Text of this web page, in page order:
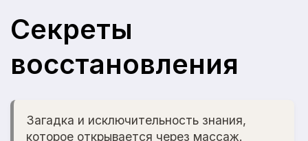
Секреты
восстановления
Загадка и исключительность знания,
которое открывается через массаж.